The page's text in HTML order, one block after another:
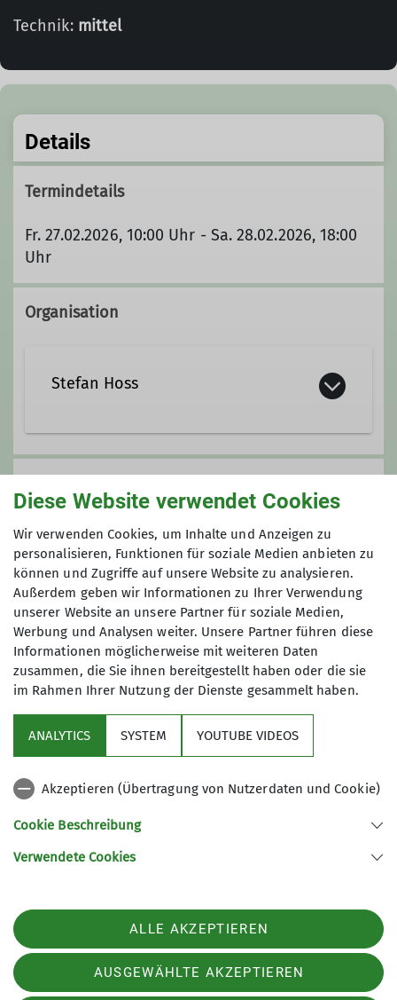
Technik: mittel
Details
Termindetails
Fr. 27.02.2026, 10:00 Uhr - Sa. 28.02.2026, 18:00
Uhr
Organisation
Stefan Hoss
Kontakt aufnehmen
Qualifikationen
Trainer C Bergwandern
Radtourenleiter
Schneeschuhwanderguide
Bergwanderleiter
Gebühr: 60 €
Vorkasse: 40 €
Gesamtkosten ca.: 100 €
Maximale Teilnehmeranzahl
5
Nützliche Links
Sektion Günzburg des Deutschen Alpenvereins e.V.
Telefon +4982219646199
Diese Website verwendet Cookies
Wir verwenden Cookies, um Inhalte und Anzeigen zu
personalisieren, Funktionen für soziale Medien anbieten zu
können und Zugriffe auf unsere Website zu analysieren.
Außerdem geben wir Informationen zu Ihrer Verwendung
unserer Website an unsere Partner für soziale Medien,
Werbung und Analysen weiter. Unsere Partner führen diese
Informationen möglicherweise mit weiteren Daten
zusammen, die Sie ihnen bereitgestellt haben oder die sie
im Rahmen Ihrer Nutzung der Dienste gesammelt haben.
ANALYTICS SYSTEM YOUTUBE VIDEOS
Akzeptieren (Übertragung von Nutzerdaten und Cookie)
Cookie Beschreibung
Verwendete Cookies
ALLE AKZEPTIEREN
AUSGEWÄHLTE AKZEPTIEREN